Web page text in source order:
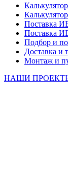
Поставка
Поставка
Подбор и
Доставка и
Монтаж и
НАШИ